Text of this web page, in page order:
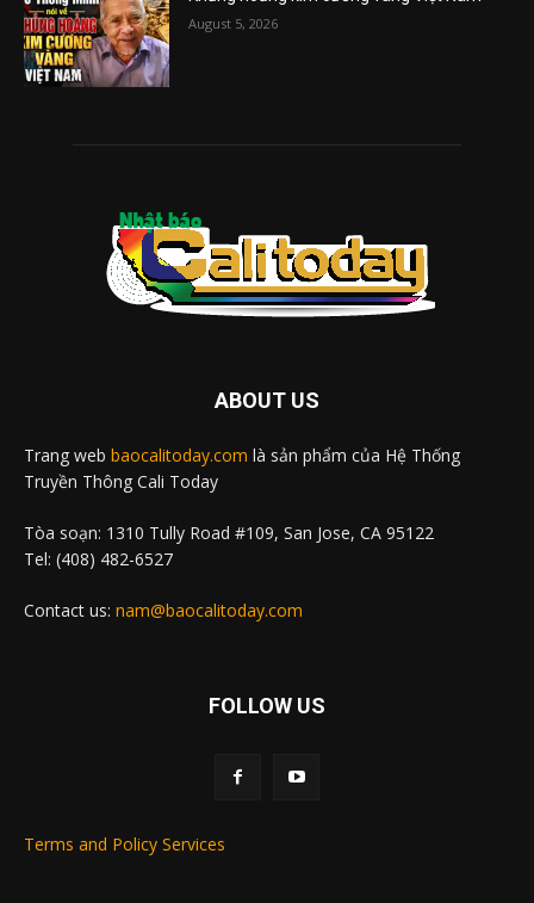
August 5, 2026
ABOUT US
Trang web baocalitoday.com là sản phẩm của Hệ Thống
Truyền Thông Cali Today
Tòa soạn: 1310 Tully Road #109, San Jose, CA 95122
Tel: (408) 482-6527
Contact us: nam@baocalitoday.com
FOLLOW US
Terms and Policy Services